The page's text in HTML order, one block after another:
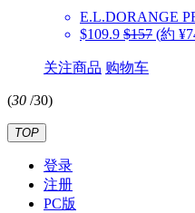
E.L.DORANGE
$109.9 $157 (約
关注商品 购物车
(30 /30)
TOP
登录
注册
PC版